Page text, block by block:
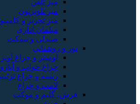
میز تلفن
میز تلویزیون
میز تحریر و
مبلمان اداری
صندلی و نیمکت
نور و روشنایی
لوستر و چراغ آویز
چراغ خواب و
ریسه و چراغ تزئینی
لامپ و چراغ
فرش، گلیم و موکت